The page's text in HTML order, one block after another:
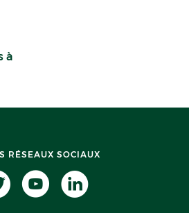
à
RÉSEAUX SOCIAUX